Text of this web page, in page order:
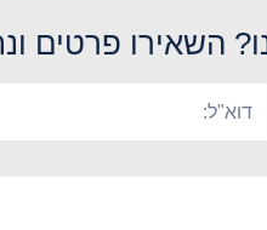
השאירו פרטים